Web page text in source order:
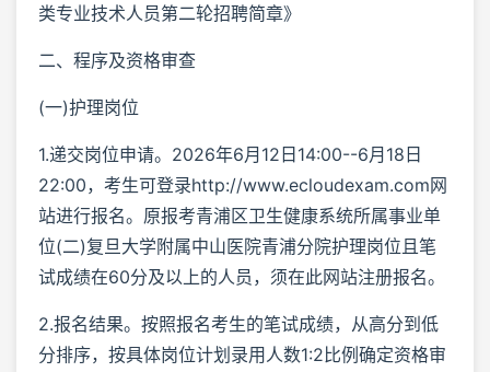
类专业技术人员第二轮招聘简章》
二、程序及资格审查
(一)护理岗位
1.递交岗位申请。2026年6月12日14:00--6月18日
22:00，考生可登录http://www.ecloudexam.com网
站进行报名。原报考青浦区卫生健康系统所属事业单
位(二)复旦大学附属中山医院青浦分院护理岗位且笔
试成绩在60分及以上的人员，须在此网站注册报名。
2.报名结果。按照报名考生的笔试成绩，从高分到低
分排序，按具体岗位计划录用人数1:2比例确定资格审